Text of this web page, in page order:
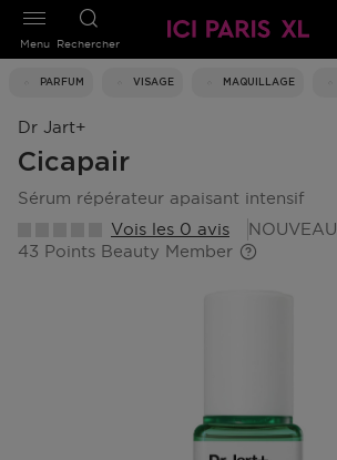
Rechercher
PARFUM VISAGE MAQUILLAGE
Menu
Dr Jart+
Cicapair
sérum répérateur apaisant intensif
Vois les 0 avis
NOUVEAU
43 Points Beauty Member